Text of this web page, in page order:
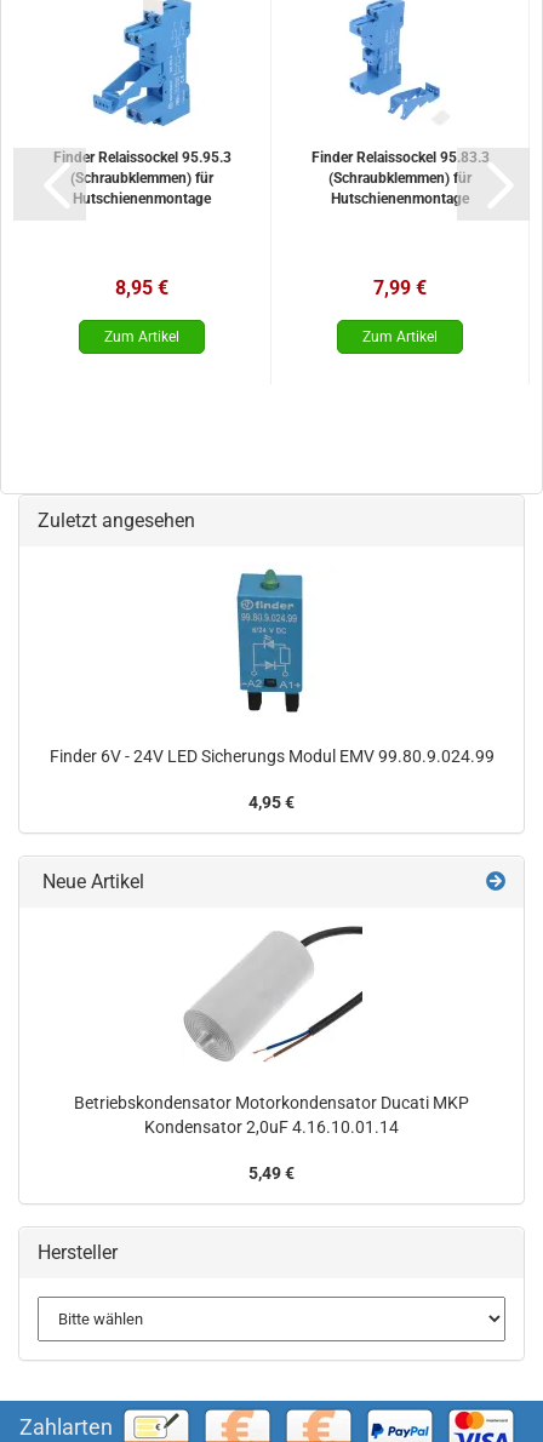
Finder Relaissockel 95.95.3
(Schraubklemmen) für
Hutschienenmontage
8,95 €
Finder Relaissockel 95.83.3
(Schraubklemmen) für
Hutschienenmontage
7,99 €
Zuletzt angesehen
Finder 6V - 24V LED Sicherungs Modul EMV 99.80.9.024.99
4,95 €
Neue Artikel
Betriebskondensator Motorkondensator Ducati MKP
Kondensator 2,0uF 4.16.10.01.14
5,49 €
Hersteller
Zahlarten